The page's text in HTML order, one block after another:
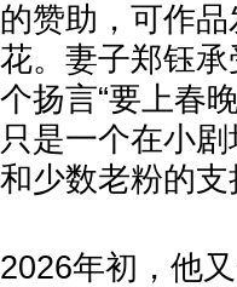
的赞助，可作
花。妻子郑钰
个扬言“要上春
只是一个在小
和少数老粉的
2026年初，他